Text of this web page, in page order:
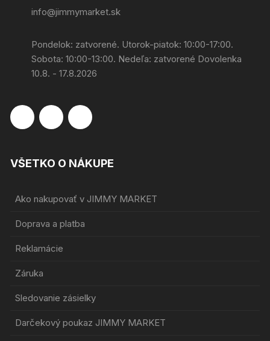
info@jimmymarket.sk
Pondelok: zatvorené. Utorok-piatok: 10:00-17:00.
Sobota: 10:00-13:00. Nedeľa: zatvorené Dovolenka
10.8. - 17.8.2026
VŠETKO O NÁKUPE
Ako nakupovať v JIMMY MARKET
Doprava a platba
Reklamácie
Záruka
Sledovanie zásielky
Darčekový poukaz JIMMY MARKET